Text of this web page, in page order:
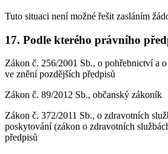
Tuto situaci není možné řešit zasláním
17. Podle kterého právního
Zákon č. 256/2001 Sb., o pohřebnictví a
ve znění pozdějších předpisů
Zákon č. 89/2012 Sb., občanský zákoník
Zákon č. 372/2011 Sb., o zdravotních
poskytování (zákon o zdravotních
předpisů